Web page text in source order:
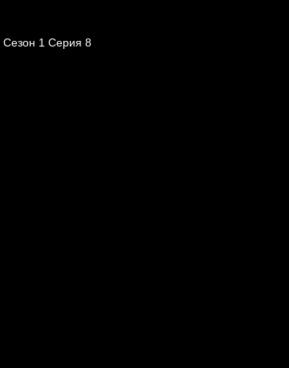
Сезон 1 Серия 8